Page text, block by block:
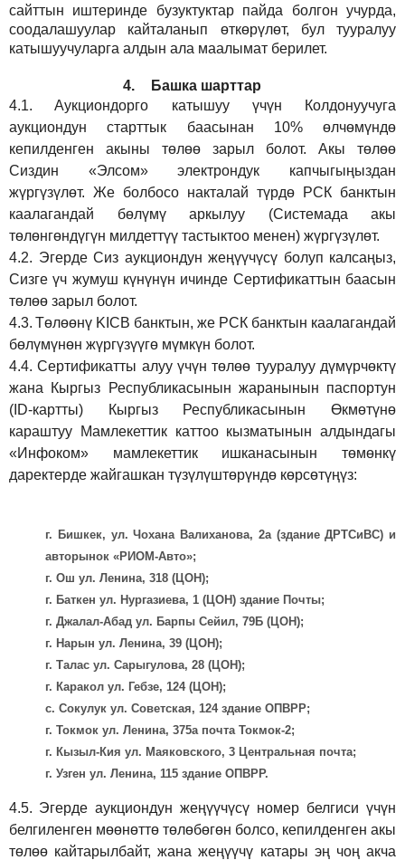
сайттын иштеринде бузуктуктар пайда болгон учурда,
соодалашуулар кайталанып өткөрүлөт, бул тууралуу
катышуучуларга алдын ала маалымат берилет.
4.
Башка шарттар
4.1.
Аукциондорго катышуу үчүн Колдонуучуга
аукциондун старттык баасынан 10% өлчөмүндө
кепилденген акыны төлөө зарыл болот. Акы төлөө
Сиздин «Элсом»электрондук капчыгыңыздан
жүргүзүлөт. Же болбосо накталай түрдө РСК банктын
каалагандай бөлүмү аркылуу (Системада акы
төлөнгөндүгүн милдеттүү тастыктоо менен) жүргүзүлөт.
4.2. Эгерде Сиз аукциондун жеңүүчүсү болуп калсаңыз,
Сизге үч жумуш күнүнүн ичинде Сертификаттын баасын
төлөө зарыл болот.
4.3. Төлөөнү KICB банктын, же РСК банктын каалагандай
бөлүмүнөн жүргүзүүгө мүмкүн болот.
4.4.Сертификатты алуу үчүн төлөө тууралуу дүмүрчөктү
жана Кыргыз Республикасынын жаранынын паспортун
(ID-картты) Кыргыз Республикасынын Өкмөтүнө
караштуу Мамлекеттик каттоо кызматынын алдындагы
«Инфоком» мамлекеттик ишканасынын төмөнкү
даректерде жайгашкан түзүлүштөрүндө көрсөтүңүз:
г. Бишкек, ул. Чохана Валиханова, 2а (здание ДРТСиВС) и
авторынок «РИОМ-Авто»;
г. Ош ул. Ленина, 318 (ЦОН);
г. Баткен ул. Нургазиева, 1 (ЦОН) здание Почты;
г. Джалал-Абад ул. Барпы Сейил, 79Б (ЦОН);
г. Нарын ул. Ленина, 39 (ЦОН);
г. Талас ул. Сарыгулова, 28 (ЦОН);
г. Каракол ул. Гебзе, 124 (ЦОН);
с. Сокулук ул. Советская, 124 здание ОПВРР;
г. Токмок ул. Ленина, 375а почта Токмок-2;
г. Кызыл-Кия ул. Маяковского, 3 Центральная почта;
г. Узген ул. Ленина, 115 здание ОПВРР.
4.5. Эгерде аукциондун жеңүүчүсү номер белгиси үчүн
белгиленген мөөнөттө төлөбөгөн болсо, кепилденген акы
төлөө кайтарылбайт, жана жеңүүчү катары эң чоң акча